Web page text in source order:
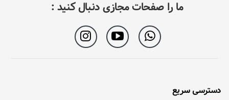
ما را صفحات مجازی دنبال کنید :
دسترسی سریع